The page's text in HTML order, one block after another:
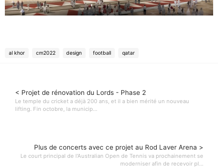
al khor cm2022 design football qatar
< Projet de rénovation du Lords - Phase 2
Le temple du cricket a déjà 200 ans, et il a bien mérité un nouveau
lifting. Fin octobre, la municip...
Plus de concerts avec ce projet au Rod Laver Arena >
Le court principal de l'Australian Open de Tennis va prochainement se
moderniser afin de recevoir pl...